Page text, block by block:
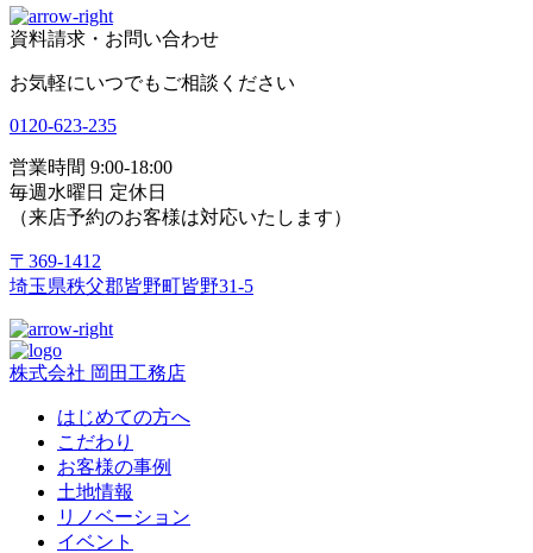
資料請求・お問い合わせ
お気軽にいつでもご相談ください
0120-623-235
営業時間 9:00-18:00
毎週水曜日 定休日
（来店予約のお客様は対応いたします）
〒369-1412
埼玉県秩父郡皆野町皆野31-5
株式会社 岡田工務店
はじめての方へ
こだわり
お客様の事例
土地情報
リノベーション
イベント